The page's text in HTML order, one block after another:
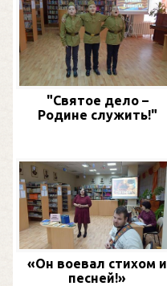
"Святое дело –
Родине служить!"
«Он воевал стихом и
песней!»